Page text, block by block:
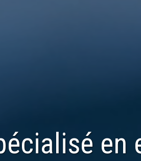
en